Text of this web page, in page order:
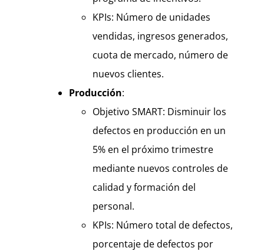
KPIs: Número de unidades
vendidas, ingresos generados,
cuota de mercado, número de
nuevos clientes.
Producción:
Objetivo SMART: Disminuir los
defectos en producción en un
5% en el próximo trimestre
mediante nuevos controles de
calidad y formación del
personal.
KPIs: Número total de defectos,
porcentaje de defectos por